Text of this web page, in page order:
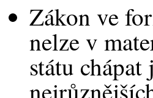
Zákon ve
nelze v
státu